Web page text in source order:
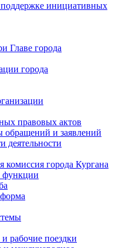
инициативных
Главе города
города
правовых актов
и заявлений
деятельности
комиссия города Кургана
функции
рабочие поездки